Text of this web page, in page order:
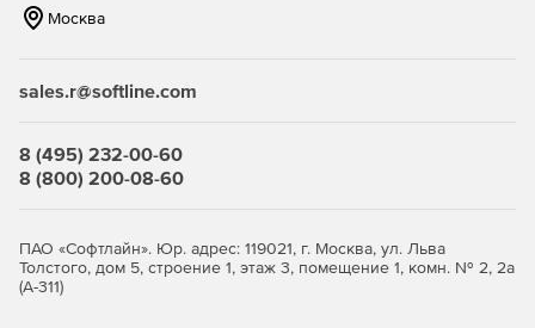
Возможность получать уведомления с помощью
Москва
sales.r@softline.com
8 (495) 232-00-60
8 (800) 200-08-60
ПАО «Софтлайн». Юр. адрес: 119021, г. Москва, ул. Льва
Толстого, дом 5, строение 1, этаж 3, помещение 1, комн. № 2, 2а
(А-311)